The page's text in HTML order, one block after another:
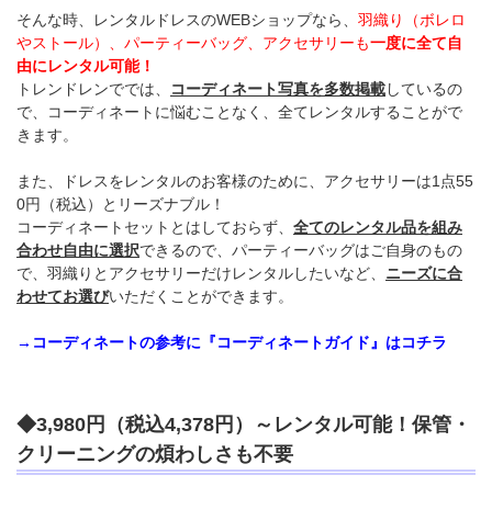
そんな時、レンタルドレスのWEBショップなら、 羽織り（ボレロ
やストール）、パーティーバッグ、アクセサリーも一度に全て自
由にレンタル可能！
トレンドレンででは、
コーディネート写真を多数掲載しているの
で、コーディネートに悩むことなく、全てレンタルすることがで
きます。
また、ドレスをレンタルのお客様のために、アクセサリーは1点55
0円（税込）とリーズナブル！
コーディネートセットとはしておらず、 全てのレンタル品を組み
合わせ自由に選択できるので、パーティーバッグはご自身のもの
で、羽織りとアクセサリーだけレンタルしたいなど、 ニーズに合
わせてお選びいただくことができます。
→コーディネートの参考に『コーディネートガイド』はコチラ
◆3,980円（税込4,378円）～レンタル可能！保管・
クリーニングの煩わしさも不要